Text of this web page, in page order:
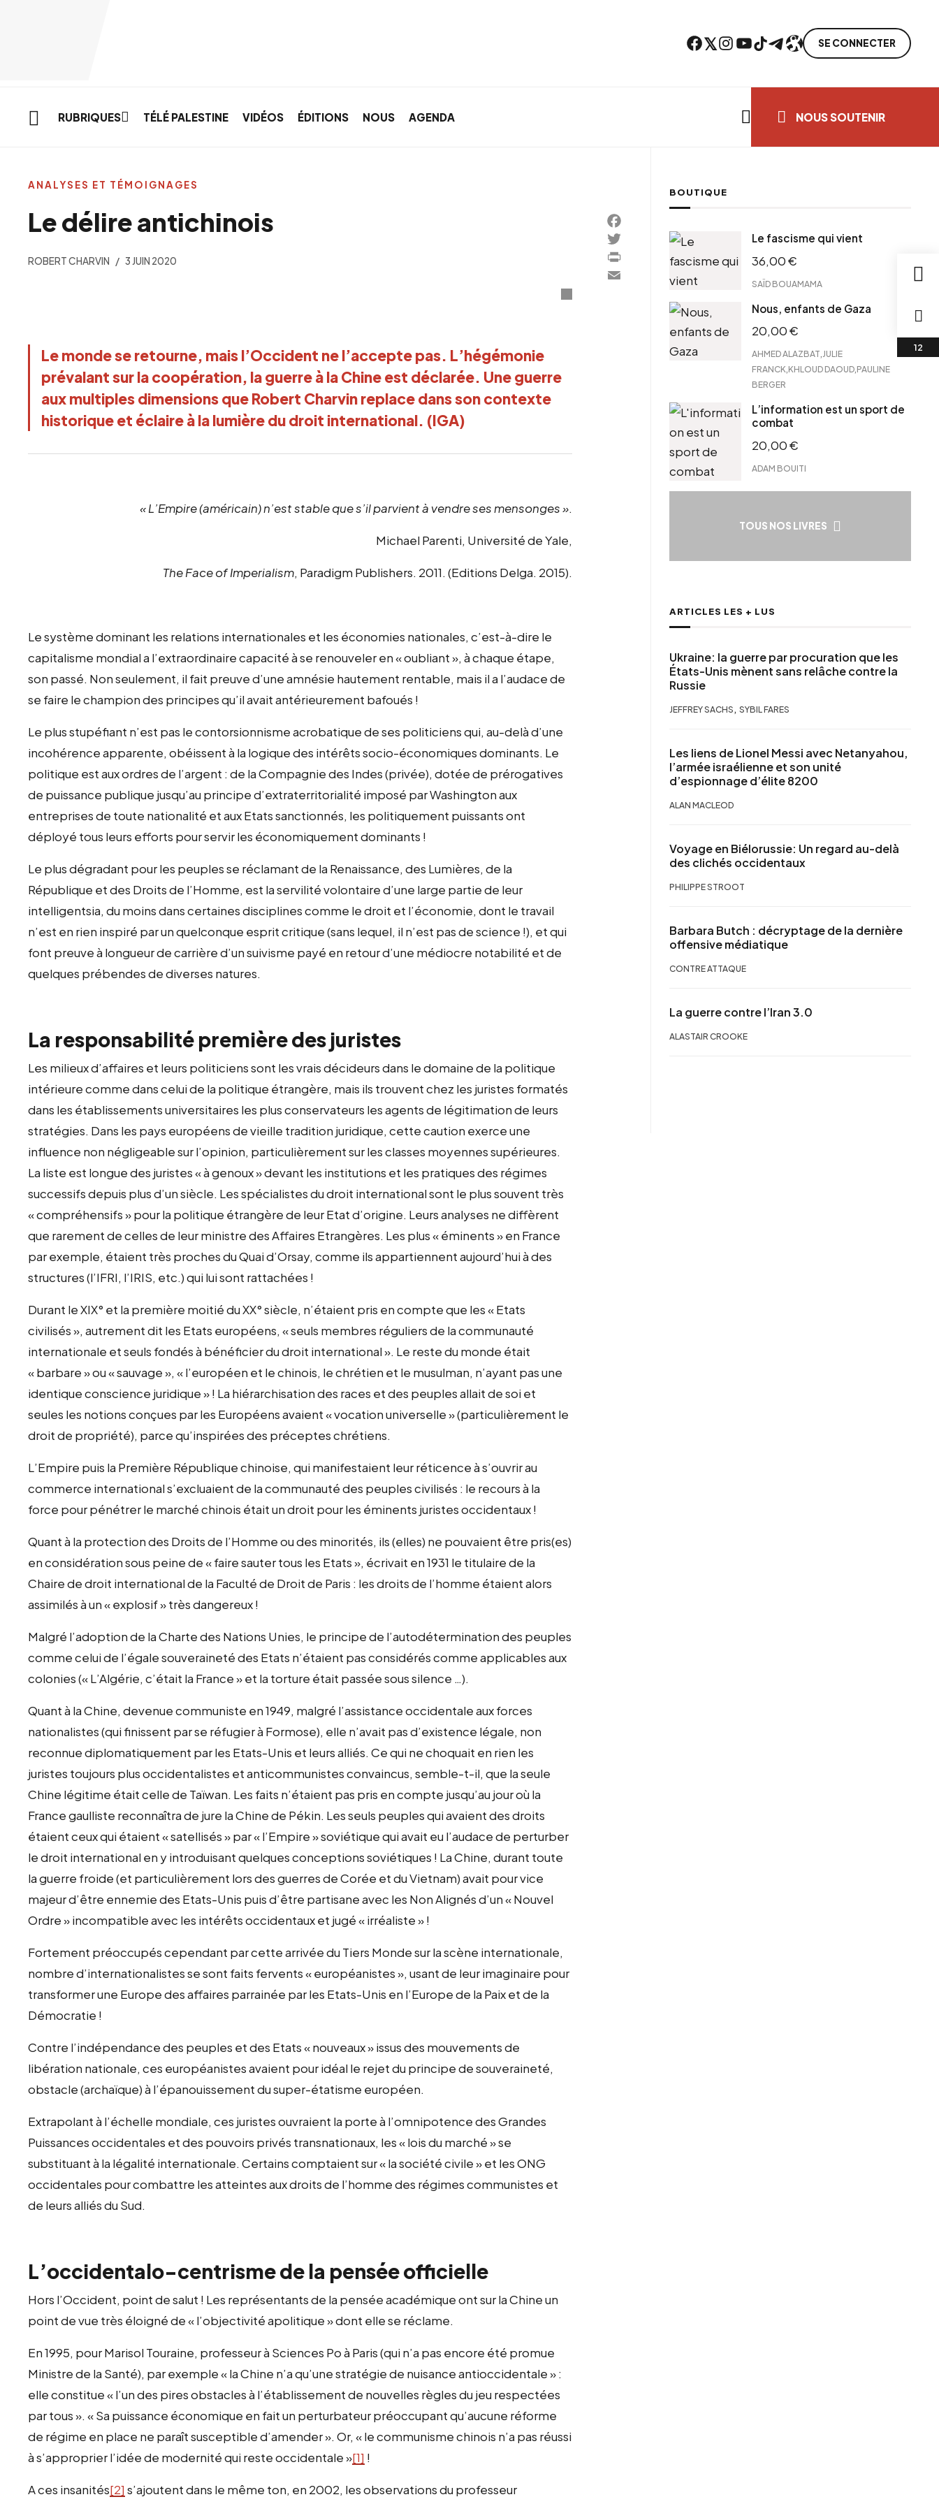
Facebook Twitter Instagram YouTube TikTok TelegramLien SE CONNECTER
RUBRIQUES TÉLÉ PALESTINE VIDÉOS ÉDITIONS NOUS AGENDA NOUS SOUTENIR
Le délire antichinois
ROBERT CHARVIN 3 JUIN 2020
Le monde se retourne, mais l’Occident ne l’accepte pas. L’hégémonie
prévalant sur la coopération, la guerre à la Chine est déclarée. Une guerre
aux multiples dimensions que Robert Charvin replace dans son contexte
historique et éclaire à la lumière du droit international. (IGA)
« L’Empire (américain) n’est stable que s’il parvient à vendre ses mensonges ».
Michael Parenti, Université de Yale,
The Face of Imperialism, Paradigm Publishers. 2011. (Editions Delga. 2015).
Le système dominant les relations internationales et les économies nationales, c’est-à-dire le
capitalisme mondial a l’extraordinaire capacité à se renouveler en « oubliant », à chaque étape,
son passé. Non seulement, il fait preuve d’une amnésie hautement rentable, mais il a l’audace de
se faire le champion des principes qu’il avait antérieurement bafoués !
Le plus stupéfiant n’est pas le contorsionnisme acrobatique de ses politiciens qui, au-delà d’une
incohérence apparente, obéissent à la logique des intérêts socio-économiques dominants. Le
politique est aux ordres de l’argent : de la Compagnie des Indes (privée), dotée de prérogatives
de puissance publique jusqu’au principe d’extraterritorialité imposé par Washington aux
entreprises de toute nationalité et aux Etats sanctionnés, les politiquement puissants ont
déployé tous leurs efforts pour servir les économiquement dominants !
Le plus dégradant pour les peuples se réclamant de la Renaissance, des Lumières, de la
République et des Droits de l’Homme, est la servilité volontaire d’une large partie de leur
intelligentsia, du moins dans certaines disciplines comme le droit et l’économie, dont le travail
n’est en rien inspiré par un quelconque esprit critique (sans lequel, il n’est pas de science !), et qui
font preuve à longueur de carrière d’un suivisme payé en retour d’une médiocre notabilité et de
quelques prébendes de diverses natures.
La responsabilité première des juristes
Les milieux d’affaires et leurs politiciens sont les vrais décideurs dans le domaine de la politique
intérieure comme dans celui de la politique étrangère, mais ils trouvent chez les juristes formatés
dans les établissements universitaires les plus conservateurs les agents de légitimation de leurs
stratégies. Dans les pays européens de vieille tradition juridique, cette caution exerce une
influence non négligeable sur l’opinion, particulièrement sur les classes moyennes supérieures.
La liste est longue des juristes « à genoux » devant les institutions et les pratiques des régimes
successifs depuis plus d’un siècle. Les spécialistes du droit international sont le plus souvent très
« compréhensifs » pour la politique étrangère de leur Etat d’origine. Leurs analyses ne diffèrent
que rarement de celles de leur ministre des Affaires Etrangères. Les plus « éminents » en France
par exemple, étaient très proches du Quai d’Orsay, comme ils appartiennent aujourd’hui à des
structures (l’IFRI, l’IRIS, etc.) qui lui sont rattachées !
Durant le XIX° et la première moitié du XX° siècle, n’étaient pris en compte que les « Etats
civilisés », autrement dit les Etats européens, « seuls membres réguliers de la communauté
internationale et seuls fondés à bénéficier du droit international ». Le reste du monde était
« barbare » ou « sauvage », « l’européen et le chinois, le chrétien et le musulman, n’ayant pas une
identique conscience juridique » ! La hiérarchisation des races et des peuples allait de soi et
seules les notions conçues par les Européens avaient « vocation universelle » (particulièrement le
droit de propriété), parce qu’inspirées des préceptes chrétiens.
L’Empire puis la Première République chinoise, qui manifestaient leur réticence à s’ouvrir au
commerce international s’excluaient de la communauté des peuples civilisés : le recours à la
force pour pénétrer le marché chinois était un droit pour les éminents juristes occidentaux !
Quant à la protection des Droits de l’Homme ou des minorités, ils (elles) ne pouvaient être pris(es)
en considération sous peine de « faire sauter tous les Etats », écrivait en 1931 le titulaire de la
Chaire de droit international de la Faculté de Droit de Paris : les droits de l’homme étaient alors
assimilés à un « explosif » très dangereux !
Malgré l’adoption de la Charte des Nations Unies, le principe de l’autodétermination des peuples
comme celui de l’égale souveraineté des Etats n’étaient pas considérés comme applicables aux
colonies (« L’Algérie, c’était la France » et la torture était passée sous silence …).
Quant à la Chine, devenue communiste en 1949, malgré l’assistance occidentale aux forces
nationalistes (qui finissent par se réfugier à Formose), elle n’avait pas d’existence légale, non
reconnue diplomatiquement par les Etats-Unis et leurs alliés. Ce qui ne choquait en rien les
juristes toujours plus occidentalistes et anticommunistes convaincus, semble-t-il, que la seule
Chine légitime était celle de Taïwan. Les faits n’étaient pas pris en compte jusqu’au jour où la
France gaulliste reconnaîtra de jure la Chine de Pékin. Les seuls peuples qui avaient des droits
étaient ceux qui étaient « satellisés » par « l’Empire » soviétique qui avait eu l’audace de perturber
le droit international en y introduisant quelques conceptions soviétiques ! La Chine, durant toute
la guerre froide (et particulièrement lors des guerres de Corée et du Vietnam) avait pour vice
majeur d’être ennemie des Etats-Unis puis d’être partisane avec les Non Alignés d’un « Nouvel
Ordre » incompatible avec les intérêts occidentaux et jugé « irréaliste » !
Fortement préoccupés cependant par cette arrivée du Tiers Monde sur la scène internationale,
nombre d’internationalistes se sont faits fervents « européanistes », usant de leur imaginaire pour
transformer une Europe des affaires parrainée par les Etats-Unis en l’Europe de la Paix et de la
Démocratie !
Contre l’indépendance des peuples et des Etats « nouveaux » issus des mouvements de
libération nationale, ces européanistes avaient pour idéal le rejet du principe de souveraineté,
obstacle (archaïque) à l’épanouissement du super-étatisme européen.
Extrapolant à l’échelle mondiale, ces juristes ouvraient la porte à l’omnipotence des Grandes
Puissances occidentales et des pouvoirs privés transnationaux, les « lois du marché » se
substituant à la légalité internationale. Certains comptaient sur « la société civile » et les ONG
occidentales pour combattre les atteintes aux droits de l’homme des régimes communistes et
de leurs alliés du Sud.
L’occidentalo-centrisme de la pensée officielle
Hors l’Occident, point de salut ! Les représentants de la pensée académique ont sur la Chine un
point de vue très éloigné de « l’objectivité apolitique » dont elle se réclame.
En 1995, pour Marisol Touraine, professeur à Sciences Po à Paris (qui n’a pas encore été promue
Ministre de la Santé), par exemple « la Chine n’a qu’une stratégie de nuisance antioccidentale » :
elle constitue « l’un des pires obstacles à l’établissement de nouvelles règles du jeu respectées
par tous ». « Sa puissance économique en fait un perturbateur préoccupant qu’aucune réforme
de régime en place ne paraît susceptible d’amender ». Or, « le communisme chinois n’a pas réussi
à s’approprier l’idée de modernité qui reste occidentale »[1] !
A ces insanités[2] s’ajoutent dans le même ton, en 2002, les observations du professeur
ANALYSES ET TÉMOIGNAGES
Facebook
Twitter
PrintFriendly
Email
BOUTIQUE
Le fascisme qui vient
36,00€
SAÏD BOUAMAMA
Nous, enfants de Gaza
20,00€
AHMED ALAZBAT JULIE
FRANCK KHLOUD DAOUD PAULINE
BERGER
L’information est un sport de
combat
20,00€
ADAM BOUITI
TOUS NOS LIVRES
ARTICLES LES + LUS
Ukraine: la guerre par procuration que les
États-Unis mènent sans relâche contre la
Russie
JEFFREY SACHS , SYBIL FARES
Les liens de Lionel Messi avec Netanyahou,
l’armée israélienne et son unité
d’espionnage d’élite 8200
ALAN MACLEOD
Voyage en Biélorussie: Un regard au-delà
des clichés occidentaux
PHILIPPE STROOT
Barbara Butch : décryptage de la dernière
offensive médiatique
CONTRE ATTAQUE
La guerre contre l’Iran 3.0
ALASTAIR CROOKE